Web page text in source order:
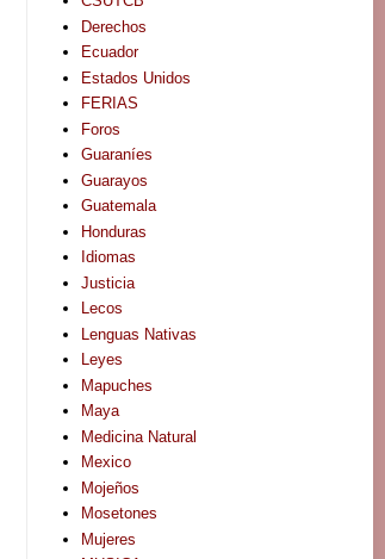
Derechos
Ecuador
Estados Unidos
FERIAS
Foros
Guaraníes
Guarayos
Guatemala
Honduras
Idiomas
Justicia
Lecos
Lenguas Nativas
Leyes
Mapuches
Maya
Medicina Natural
Mexico
Mojeños
Mosetones
Mujeres